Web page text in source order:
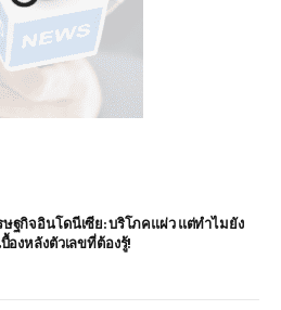
ษฐกิจอินโดนีเซีย: บริโภคแผ่ว แต่ทำไมยัง
บื้องหลังตัวเลขที่ต้องรู้!